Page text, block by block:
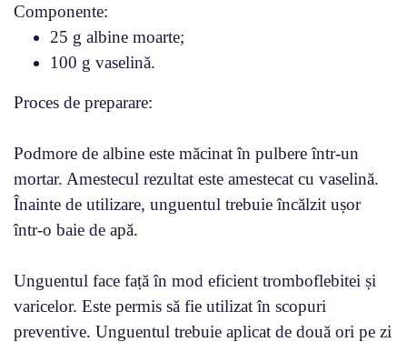
Componente:
25 g albine moarte;
100 g vaselină.
Proces de preparare:
Podmore de albine este măcinat în pulbere într-un
mortar. Amestecul rezultat este amestecat cu vaselină.
Înainte de utilizare, unguentul trebuie încălzit ușor
într-o baie de apă.
Unguentul face față în mod eficient tromboflebitei și
varicelor. Este permis să fie utilizat în scopuri
preventive. Unguentul trebuie aplicat de două ori pe zi